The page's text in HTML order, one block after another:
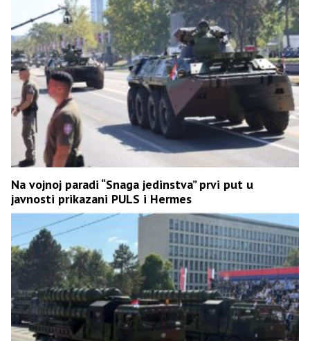
Na vojnoj paradi “Snaga jedinstva” prvi put u
javnosti prikazani PULS i Hermes